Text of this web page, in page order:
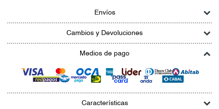
Envíos
Cambios y Devoluciones
Medios de pago
Características